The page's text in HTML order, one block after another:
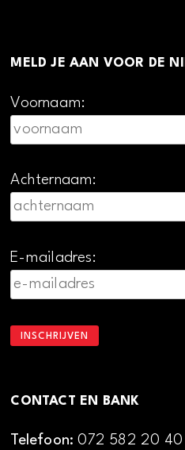
MELD JE AAN VOOR DE
Voornaam:
Achternaam:
E-mailadres:
CONTACT EN BANK
Telefoon:072 582 20 40